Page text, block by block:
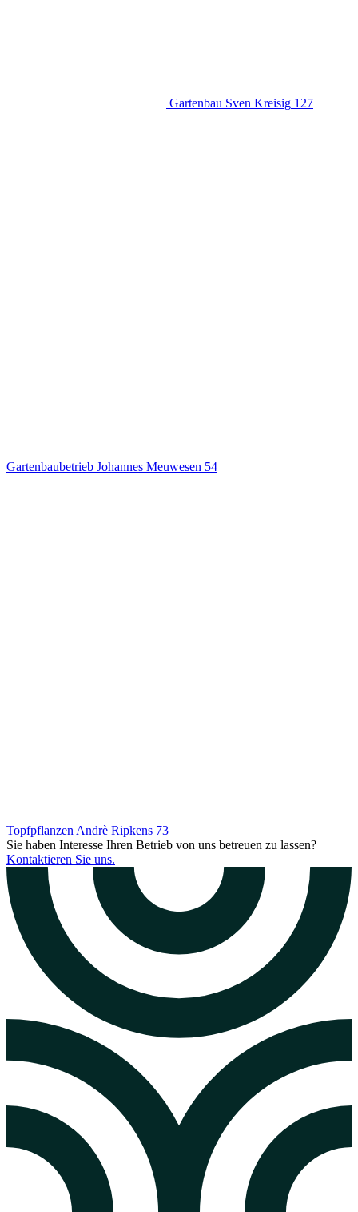
Gartenbau Sven Kreisig 127
Gartenbaubetrieb Johannes Meuwesen 54
Topfpflanzen Andrè Ripkens 73
Sie haben Interesse Ihren Betrieb von uns betreuen zu lassen?
Kontaktieren Sie uns.